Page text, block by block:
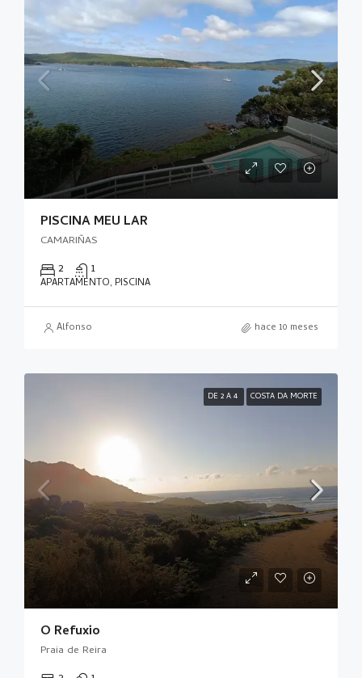
PISCINA MEU LAR
CAMARIÑAS
2 1
APARTAMENTO, PISCINA
Alfonso hace 10 meses
DE 2 A 4 COSTA DA MORTE
O Refuxio
Praia de Reira